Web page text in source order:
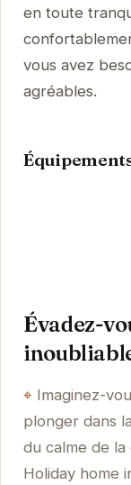
en toute
vous avez
agréables.
Évadez-
Imaginez-
plonger dans
du calme de la
Holiday home